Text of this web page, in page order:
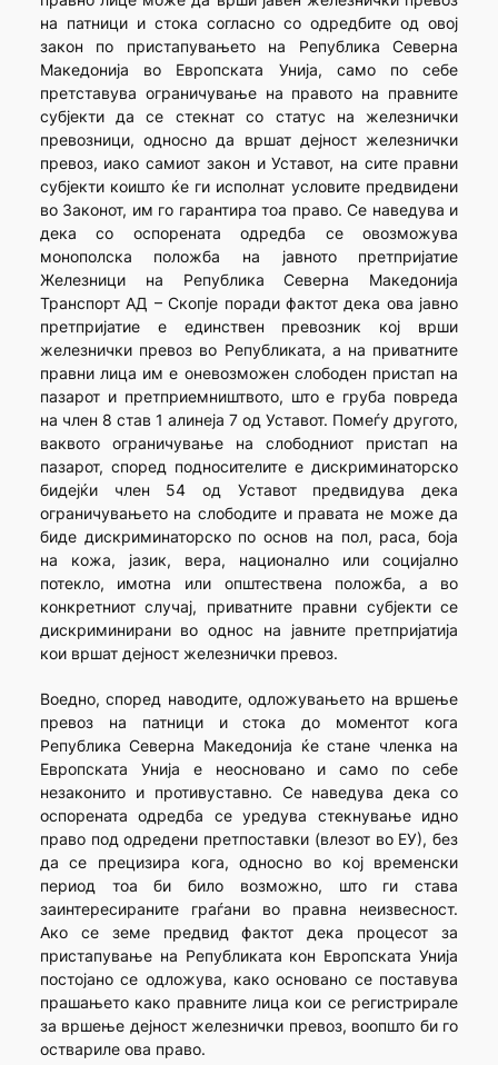
на патници и стока согласно со одредбите од овој
закон по пристапувањето на Република Северна
Македонија во Европската Унија, само по себе
претставува ограничување на правото на правните
субјекти да се стекнат со статус на железнички
превозници, односно да вршат дејност железнички
превоз, иако самиот закон и Уставот, на сите правни
субјекти коишто ќе ги исполнат условите предвидени
во Законот, им го гарантира тоа право. Се наведува и
дека со оспорената одредба се овозможува
монополска положба на јавното претпријатие
Железници на Република Северна Македонија
Транспорт АД – Скопје поради фактот дека ова јавно
претпријатие е единствен превозник кој врши
железнички превоз во Републиката, а на приватните
правни лица им е оневозможен слободен пристап на
пазарот и претприемништвото, што е груба повреда
на член 8 став 1 алинеја 7 од Уставот. Помеѓу другото,
ваквото ограничување на слободниот пристап на
пазарот, според подносителите е дискриминаторско
бидејќи член 54 од Уставот предвидува дека
ограничувањето на слободите и правата не може да
биде дискриминаторско по основ на пол, раса, боја
на кожа, јазик, вера, национално или социјално
потекло, имотна или општествена положба, а во
конкретниот случај, приватните правни субјекти се
дискриминирани во однос на јавните претпријатија
кои вршат дејност железнички превоз.
Воедно, според наводите, одложувањето на вршење
превоз на патници и стока до моментот кога
Република Северна Македонија ќе стане членка на
Европската Унија е неосновано и само по себе
незаконито и противуставно. Се наведува дека со
оспорената одредба се уредува стекнување идно
право под одредени претпоставки (влезот во ЕУ), без
да се прецизира кога, односно во кој временски
период тоа би било возможно, што ги става
заинтересираните граѓани во правна неизвесност.
Ако се земе предвид фактот дека процесот за
пристапување на Републиката кон Европската Унија
постојано се одложува, како основано се поставува
прашањето како правните лица кои се регистрирале
за вршење дејност железнички превоз, воопшто би го
оствариле ова право.